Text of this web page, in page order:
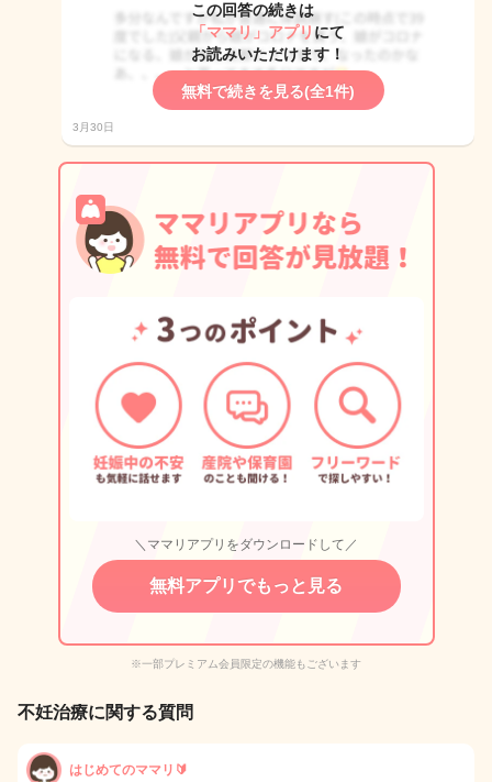
この回答の続きは
「ママリ」アプリ にて
お読みいただけます！
無料で続きを見る(全1件)
3月30日
＼ママリアプリをダウンロードして／
無料アプリでもっと見る
※一部プレミアム会員限定の機能もございます
不妊治療に関する質問
はじめてのママリ🔰